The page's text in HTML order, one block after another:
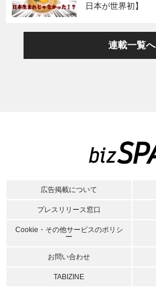
日本が世界初】
連載一覧へ
広告掲載について
プレスリリース窓口
Cookie・その他サービスのポリシ
ー
お問い合わせ
TABIZINE